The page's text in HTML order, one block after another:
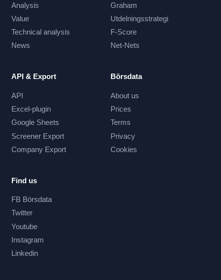
Analysis
Value
Technical analysis
News
Graham
Utdelningsstrategi
F-Score
Net-Nets
API & Export
API
Excel-plugin
Google Sheets
Screener Export
Company Export
Börsdata
About us
Prices
Terms
Privacy
Cookies
Find us
FB Börsdata
Twitter
Youtube
Instagram
Linkedin